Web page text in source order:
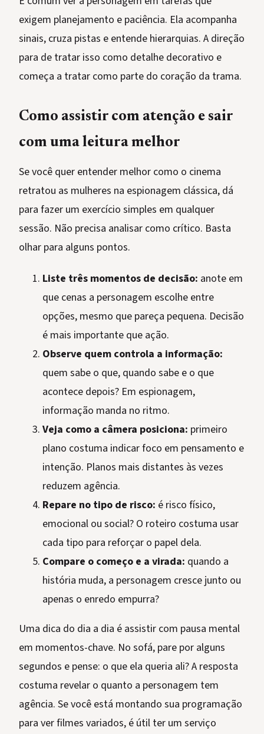
exigem planejamento e paciência. Ela acompanha
sinais, cruza pistas e entende hierarquias. A direção
para de tratar isso como detalhe decorativo e
começa a tratar como parte do coração da trama.
Como assistir com atenção e sair
com uma leitura melhor
Se você quer entender melhor como o cinema
retratou as mulheres na espionagem clássica, dá
para fazer um exercício simples em qualquer
sessão. Não precisa analisar como crítico. Basta
olhar para alguns pontos.
Liste três momentos de decisão: anote em
que cenas a personagem escolhe entre
opções, mesmo que pareça pequena. Decisão
é mais importante que ação.
Observe quem controla a informação:
quem sabe o que, quando sabe e o que
acontece depois? Em espionagem,
informação manda no ritmo.
Veja como a câmera posiciona: primeiro
plano costuma indicar foco em pensamento e
intenção. Planos mais distantes às vezes
reduzem agência.
Repare no tipo de risco: é risco físico,
emocional ou social? O roteiro costuma usar
cada tipo para reforçar o papel dela.
Compare o começo e a virada: quando a
história muda, a personagem cresce junto ou
apenas o enredo empurra?
Uma dica do dia a dia é assistir com pausa mental
em momentos-chave. No sofá, pare por alguns
segundos e pense: o que ela queria ali? A resposta
costuma revelar o quanto a personagem tem
agência. Se você está montando sua programação
para ver filmes variados, é útil ter um serviço